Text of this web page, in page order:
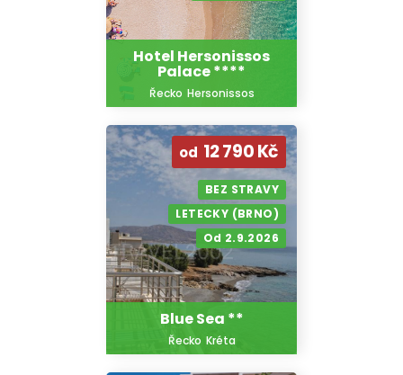
Hotel Hersonissos
Palace ****
Řecko Hersonissos
od 12 790 Kč
BEZ STRAVY
LETECKY (BRNO)
Od 2.9.2026
Blue Sea **
Řecko Kréta